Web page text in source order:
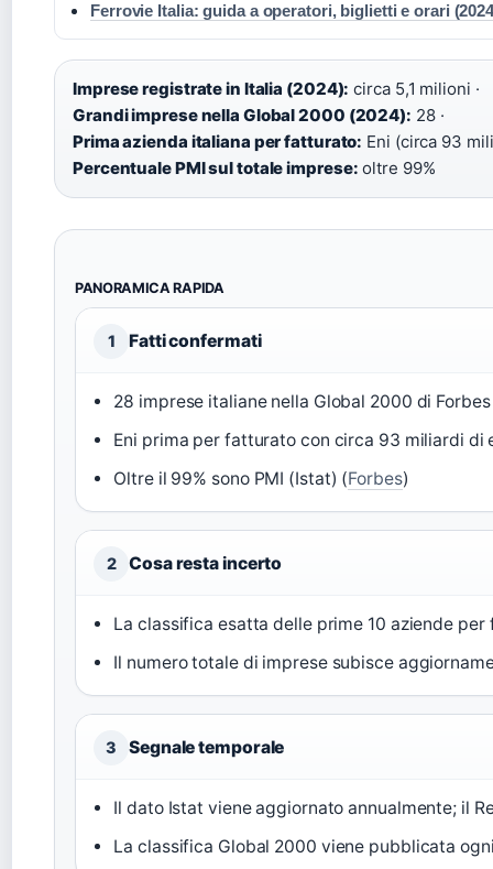
Ferrovie Italia: guida a operatori, biglietti e orari
Imprese registrate in Italia (2024): circa 5,1 milioni ·
Grandi imprese nella Global 2000 (2024): 28 ·
Prima azienda italiana per fatturato: Eni (circa 93
Percentuale PMI sul totale imprese: oltre 99%
PANORAMICA RAPIDA
1 Fatti confermati
28 imprese italiane nella Global 2000 di
Eni prima per fatturato con circa 93 miliardi di
Oltre il 99% sono PMI (Istat) (Forbes)
2 Cosa resta incerto
La classifica esatta delle prime 10 aziende
Il numero totale di imprese subisce
3 Segnale temporale
Il dato Istat viene aggiornato annualmente; il
La classifica Global 2000 viene pubblicata